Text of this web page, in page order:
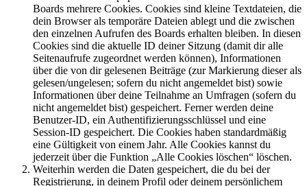
Boards mehrere Cookies. Cookies sind kleine Textdateien, die
dein Browser als temporäre Dateien ablegt und die zwischen
den einzelnen Aufrufen des Boards erhalten bleiben. In diesen
Cookies sind die aktuelle ID deiner Sitzung (damit dir alle
Seitenaufrufe zugeordnet werden können), Informationen
über die von dir gelesenen Beiträge (zur Markierung dieser als
gelesen/ungelesen; sofern du nicht angemeldet bist) sowie
Informationen über deine Teilnahme an Umfragen (sofern du
nicht angemeldet bist) gespeichert. Ferner werden deine
Benutzer-ID, ein Authentifizierungsschlüssel und eine
Session-ID gespeichert. Die Cookies haben standardmäßig
eine Gültigkeit von einem Jahr. Alle Cookies kannst du
jederzeit über die Funktion „Alle Cookies löschen“ löschen.
Weiterhin werden die Daten gespeichert, die du bei der
Registrierung, in deinem Profil oder deinem persönlichem